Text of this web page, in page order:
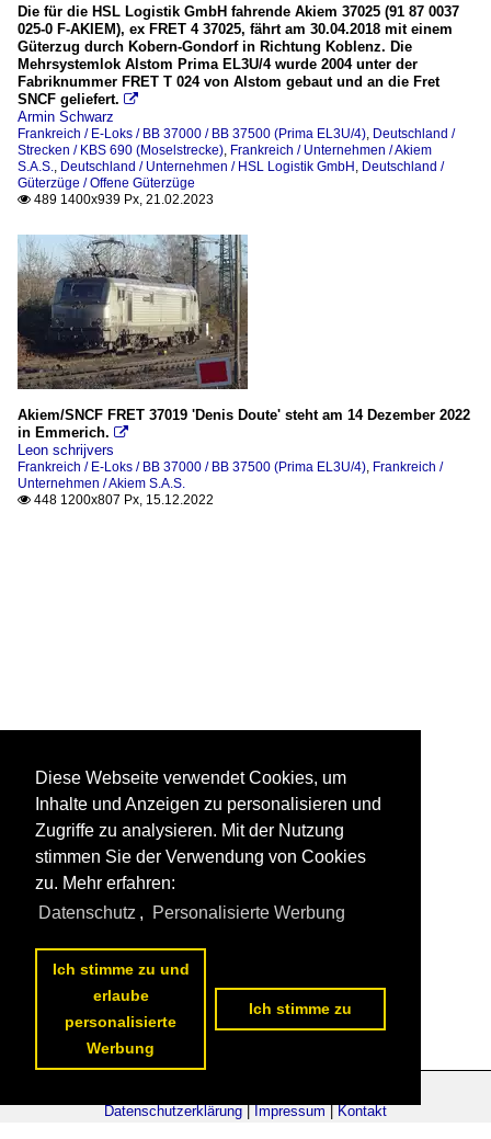
Die für die HSL Logistik GmbH fahrende Akiem 37025 (91 87 0037
025-0 F-AKIEM), ex FRET 4 37025, fährt am 30.04.2018 mit einem
Güterzug durch Kobern-Gondorf in Richtung Koblenz. Die
Mehrsystemlok Alstom Prima EL3U/4 wurde 2004 unter der
Fabriknummer FRET T 024 von Alstom gebaut und an die Fret
SNCF geliefert. 
Armin Schwarz
Frankreich / E-Loks / BB 37000 / BB 37500 (Prima EL3U/4), Deutschland /
Strecken / KBS 690 (Moselstrecke), Frankreich / Unternehmen / Akiem
S.A.S., Deutschland / Unternehmen / HSL Logistik GmbH, Deutschland /
Güterzüge / Offene Güterzüge
 489 1400x939 Px, 21.02.2023
Akiem/SNCF FRET 37019 'Denis Doute' steht am 14 Dezember 2022
in Emmerich. 
Leon schrijvers
Frankreich / E-Loks / BB 37000 / BB 37500 (Prima EL3U/4), Frankreich /
Unternehmen / Akiem S.A.S.
 448 1200x807 Px, 15.12.2022
Datenschutzerklärung Impressum Kontakt
Diese Webseite verwendet Cookies, um
Inhalte und Anzeigen zu personalisieren und
Zugriffe zu analysieren. Mit der Nutzung
stimmen Sie der Verwendung von Cookies
zu. Mehr erfahren:
Datenschutz , Personalisierte Werbung
Ich stimme zu und
erlaube
personalisierte
Werbung
Ich stimme zu